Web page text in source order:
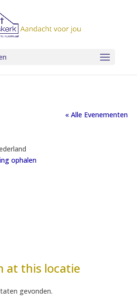
« Alle Evenementen
ophalen
at this locatie
gevonden.